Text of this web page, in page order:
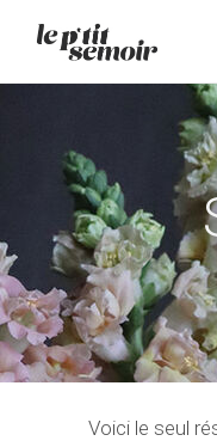
No
Voici le seul